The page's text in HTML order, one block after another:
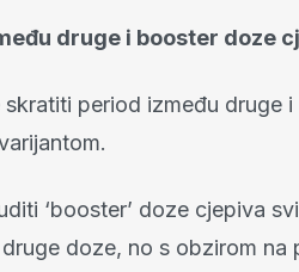
druge i booster doze
period između druge i
‘booster’ doze cjepiva
doze, no s obzirom na